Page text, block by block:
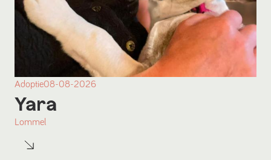
Adoptie08-08-2026
Yara
Lommel